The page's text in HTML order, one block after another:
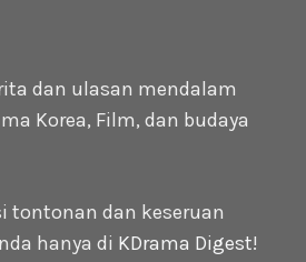
dan ulasan mendalam
Korea, Film, dan budaya
tontonan dan keseruan
hanya di KDrama Digest!